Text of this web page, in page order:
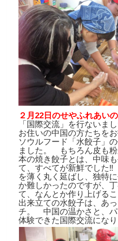
２月22日のせやふれあい
「国際交流」を行ないま
お住いの中国の方たちを
ソウルフード「水餃子」
ました。 もちろん皮も
本の焼き餃子とは、中味
て、すべてが新鮮でし
を薄く丸く延ばし、独特
か難しかったのですが、
て、なんとか作り上げる
出来立ての水餃子は、あ
チ。 中国の温かさと、
体験できた国際交流にな